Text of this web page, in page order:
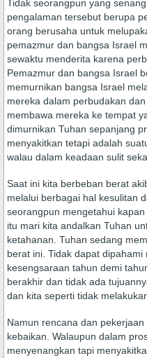
Tidak seorangpun yang
pengalaman tersebut berupa
orang berusaha untuk
pemazmur dan bangsa Israel
sewaktu menderita karena
Pemazmur dan bangsa Israel
memurnikan bangsa Israel
mereka dalam perbudakan
membawa mereka ke tempat
dimurnikan Tuhan sepanjang
menyakitkan tetapi adalah
walau dalam keadaan sulit
Saat ini kita berbeban berat
melalui berbagai hal kesulitan
seorangpun mengetahui
itu mari kita andalkan Tuhan
ketahanan. Tuhan sedang
berat ini. Tidak dapat
kesengsaraan tahun demi
berakhir dan tidak ada
dan kita seperti tidak
Namun rencana dan
kebaikan. Walaupun dalam
menyenangkan tapi